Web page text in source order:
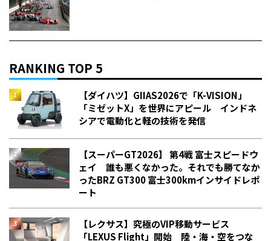
RANKING TOP 5
【ダイハツ】GIIAS2026で「K-VISION」
「ミゼットX」を世界にアピール インドネ
シアで電動化と軽の技術を発信
【スーパーGT2026】 第4戦 富士スピードウ
ェイ 誰も悪くなかった。それでも勝てなか
った――BRZ GT300 富士300kmインサイドレポ
ート
【レクサス】究極のVIP移動サービス
「LEXUS Flight」開始 陸・海・空をつな